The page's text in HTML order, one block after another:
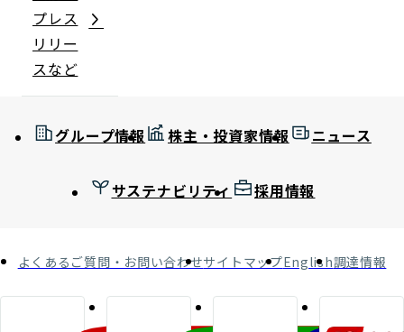
プレス
リリー
スなど
グループ情報 株主・投資家情報 ニュース
サステナビリティ 採用情報
よくあるご質問・お問い合わせサイトマップEnglish調達情報